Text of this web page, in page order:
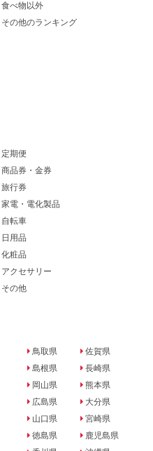
食べ物以外
その他のランキング
定期便
商品券・金券
旅行券
家電・電化製品
自転車
日用品
化粧品
アクセサリー
その他
鳥取県
島根県
岡山県
広島県
山口県
徳島県
佐賀県
長崎県
熊本県
大分県
宮崎県
鹿児島県